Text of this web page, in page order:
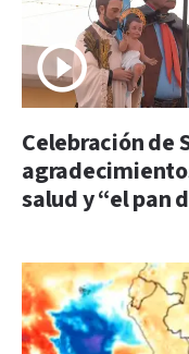
Celebración de
salud y “el pan